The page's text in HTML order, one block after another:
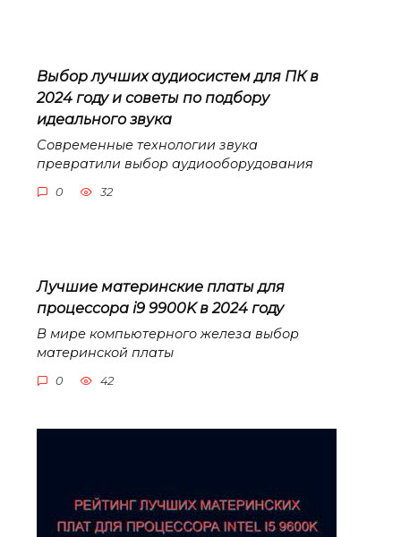
Выбор лучших аудиосистем для ПК в
2024 году и советы по подбору
идеального звука
Современные технологии звука
превратили выбор аудиооборудования
0 32
Лучшие материнские платы для
процессора i9 9900K в 2024 году
В мире компьютерного железа выбор
материнской платы
0 42